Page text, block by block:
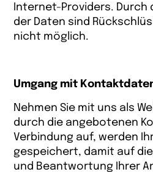
Internet-Providers. Durch
der Daten sind
nicht möglich.
Umgang mit
Nehmen Sie mit uns als
durch die angebotenen
Verbindung auf, werden
gespeichert, damit auf
und Beantwortung Ihrer